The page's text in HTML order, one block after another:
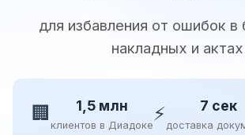
для избавления от ошибок
накладных и актах
🏢 1,5 млн
клиентов в Диадоке⚡ 7 сек
доставка